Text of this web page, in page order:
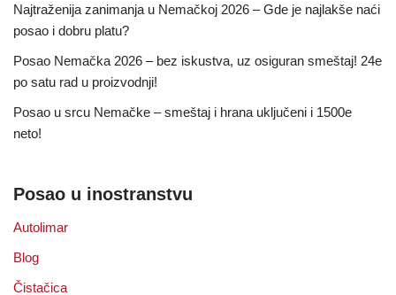
Najtraženija zanimanja u Nemačkoj 2026 – Gde je najlakše naći
posao i dobru platu?
Posao Nemačka 2026 – bez iskustva, uz osiguran smeštaj! 24e
po satu rad u proizvodnji!
Posao u srcu Nemačke – smeštaj i hrana uključeni i 1500e
neto!
Posao u inostranstvu
Autolimar
Blog
Čistačica